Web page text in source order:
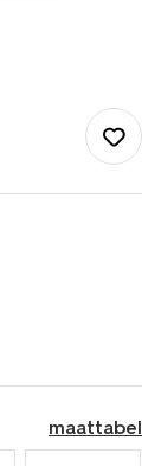
maattabel